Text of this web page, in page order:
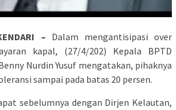
– Dalam mengantisipasi over
kapal, (27/4/202) Kepala BPTD
Nurdin Yusuf mengatakan, pihaknya
sampai pada batas 20 persen.
sebelumnya dengan Dirjen Kelautan,